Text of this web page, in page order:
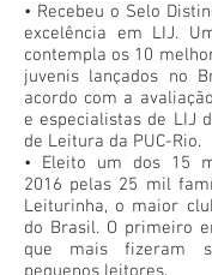
• Recebeu o Selo
excelência em LIJ.
contempla os 10
juvenis lançados no
acordo com a
e especialistas de LIJ
de Leitura da PUC-Rio.
• Eleito um dos 15
2016 pelas 25 mil
Leiturinha, o maior
do Brasil. O primeiro
que mais fizeram